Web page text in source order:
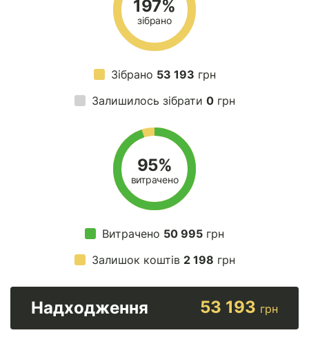
197%
зібрано
Зібрано 53 193 грн
Залишилось зібрати 0грн
95%
витрачено
Витрачено 50 995 грн
Залишок коштів 2 198 грн
Надходження 53 193 грн